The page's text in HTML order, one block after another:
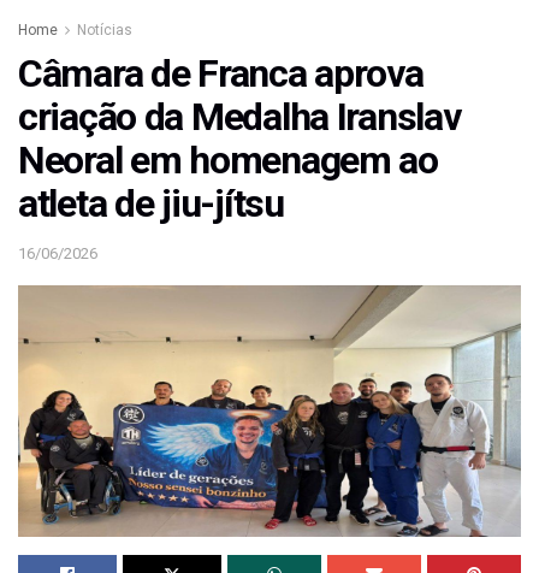
Home Notícias
Câmara de Franca aprova
criação da Medalha Iranslav
Neoral em homenagem ao
atleta de jiu-jítsu
16/06/2026